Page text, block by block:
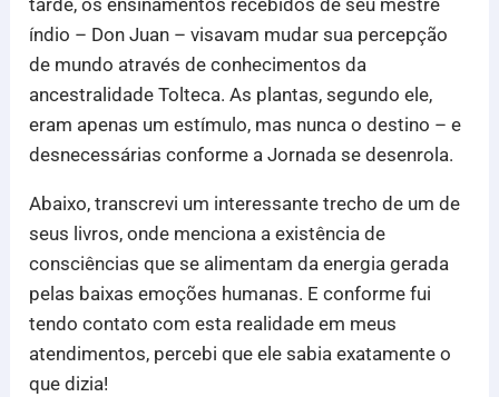
tarde, os ensinamentos recebidos de seu mestre
índio – Don Juan – visavam mudar sua percepção
de mundo através de conhecimentos da
ancestralidade Tolteca. As plantas, segundo ele,
eram apenas um estímulo, mas nunca o destino – e
desnecessárias conforme a Jornada se desenrola.
Abaixo, transcrevi um interessante trecho de um de
seus livros, onde menciona a existência de
consciências que se alimentam da energia gerada
pelas baixas emoções humanas. E conforme fui
tendo contato com esta realidade em meus
atendimentos, percebi que ele sabia exatamente o
que dizia!